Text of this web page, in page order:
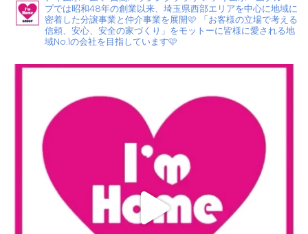
プでは昭和48年の創業以来、埼玉県西部エリアを中心に地域に
密着した分譲事業と仲介事業を展開🩷 「お客様の立場で考える
信頼、安心、安全の家づくり」をモットーに皆様に愛される地
域No.1の会社を目指しています🩷